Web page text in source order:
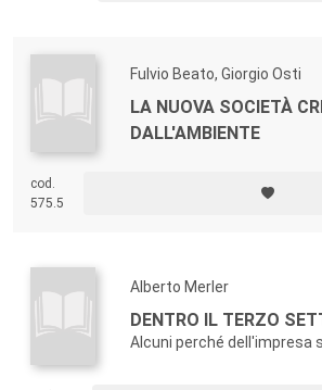
Fulvio Beato, Giorgio Osti
LA NUOVA SOCIETÀ
DALL'AMBIENTE
cod.
575.5
Alberto Merler
DENTRO IL TERZO
Alcuni perché dell'impresa